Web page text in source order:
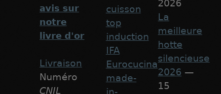
avis sur
notre
livre d'or
Livraison
Numéro
CNIL
cuisson
top
induction
IFA
Eurocucina
made-
2026
La
meilleure
hotte
silencieuse
2026 —
15